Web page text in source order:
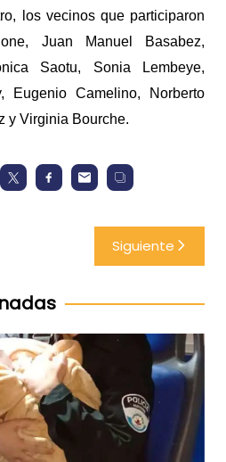
los vecinos que participaron
Juan Manuel Basabez,
Saotu, Sonia Lembeye,
Eugenio Camelino, Norberto
y Virginia Bourche.
Siguiente